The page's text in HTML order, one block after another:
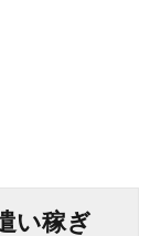
い稼ぎ